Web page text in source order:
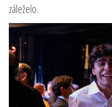
záleželo.